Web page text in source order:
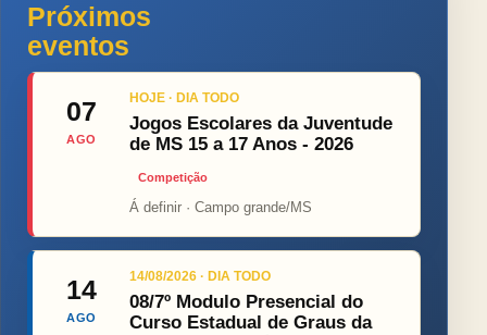
Próximos
eventos
07
AGO
HOJE · DIA TODO
Jogos Escolares da Juventude
de MS 15 a 17 Anos - 2026
Competição
Á definir · Campo grande/MS
14
AGO
14/08/2026 · DIA TODO
08/7º Modulo Presencial do
Curso Estadual de Graus da